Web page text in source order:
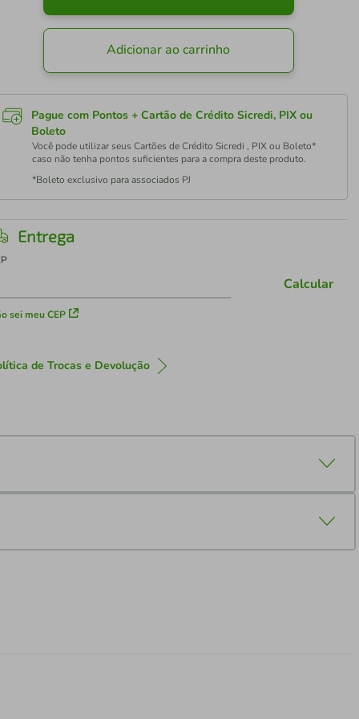
Adicionar ao carrinho
Pague com Pontos + Cartão de Crédito Sicredi, PIX ou
Boleto
Você pode utilizar seus Cartões de Crédito Sicredi , PIX ou Boleto*
caso não tenha pontos suficientes para a compra deste produto.
*Boleto exclusivo para associados PJ
Entrega
sei meu CEP
Calcular
de Trocas e Devolução